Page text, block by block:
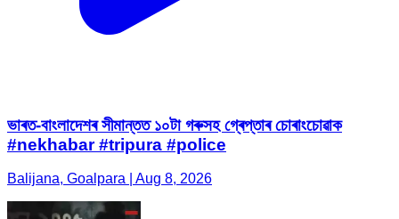
ভাৰত-বাংলাদেশৰ সীমান্তত ১০টা গৰুসহ গ্ৰেপ্তাৰ চোৰাংচোৱাক
#nekhabar #tripura #police
Balijana, Goalpara | Aug 8, 2026